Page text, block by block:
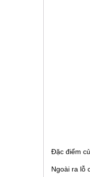
Đặc điểm
Ngoài ra lỗ